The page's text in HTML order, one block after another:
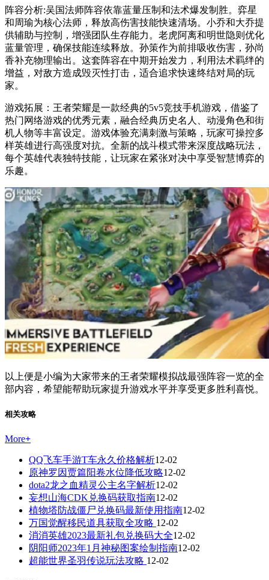
阵容分析:吴国法师阵容依靠蓝量压制和法术爆发制胜。弈星
和周瑜为核心法师，释放高伤害技能快速清场。小乔和大乔提
供辅助与控制，增强团队生存能力。老虎阿离和明世隐则优化
蓝量管理，确保技能连续释放。孙策作为前排吸收伤害，孙尚
香补充物理输出。这套阵容在中期开始发力，利用法术羁绊的
增益，对敌方造成毁灭性打击，适合追求快速终结对局的玩
家。
游戏拓展：王者荣耀是一款经典的5v5竞技手机游戏，借鉴了
热门网络游戏的优秀元素，融合经典历史名人、动漫角色和街
机人物等丰富设定。游戏体验充满刺激与策略，玩家可操控多
样英雄进行高强度对抗。全新的战斗模式带来深度战略玩法，
每个英雄代表独特技能，让玩家在紧张对决中享受智慧博弈的
乐趣。
以上便是小编为大家带来的王者荣耀模拟战最强阵容一览的全
部内容，希望能帮助玩家提升游戏水平并享受更多胜利喜悦。
相关攻略
More+
QQ飞车手游T车永久价格解析12-02
原神罗因贾篇阳卷水位降低攻略12-02
dota2龙之血精灵公主名字解析12-02
妄想山海CDK兑换码获取指南12-02
植物塔防战僵尸兑换码最新使用指南12-02
万国觉醒移民道具获取全攻略 12-02
消消英雄2023最新礼包兑换码大全12-02
阴阳师2023年1月神秘图案绘制指南12-02
超能世界圣羽传说玩法攻略 12-02